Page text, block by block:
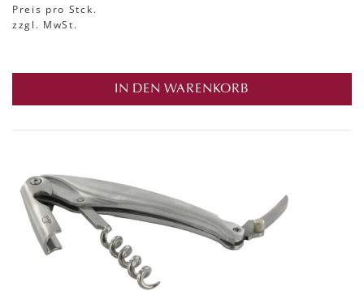
Preis pro Stck.
zzgl. MwSt.
IN DEN WARENKORB